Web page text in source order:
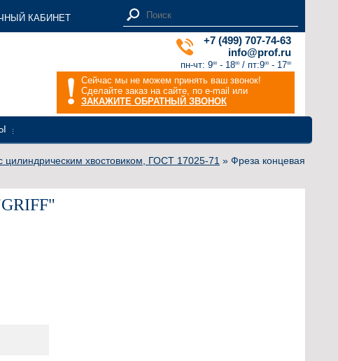
КАБИНЕТ
+7 (499) 707-74-63
info@prof.ru
пн-чт: 900 - 1800 / пт:900 - 1700
Сейчас мы не можем принять ваш звонок!
Сделайте заказ на сайте, по e-mail или
ЗАКАЖИТЕ ОБРАТНЫЙ ЗВОНОК
цилиндрическим хвостовиком, ГОСТ 17025-71 » Фреза концевая